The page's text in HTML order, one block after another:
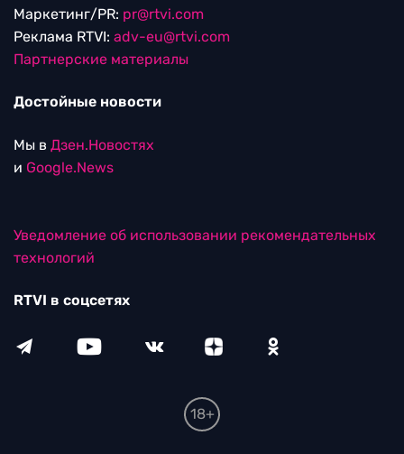
Маркетинг/PR: pr@rtvi.com
Реклама RTVI: adv-eu@rtvi.com
Партнерские материалы
Достойные новости
Мы в Дзен.Новостях
и Google.News
Уведомление об использовании рекомендательных
технологий
RTVI в соцсетях
18+